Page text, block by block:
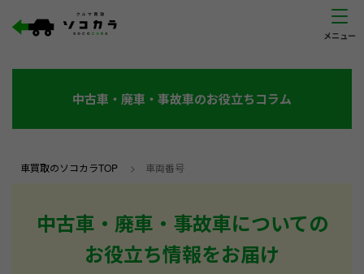
中古車・廃車・事故車のお役立ちコラム
車買取のソコカラTOP > 車両番号
中古車・廃車・事故車についての
お役立ち情報をお届け